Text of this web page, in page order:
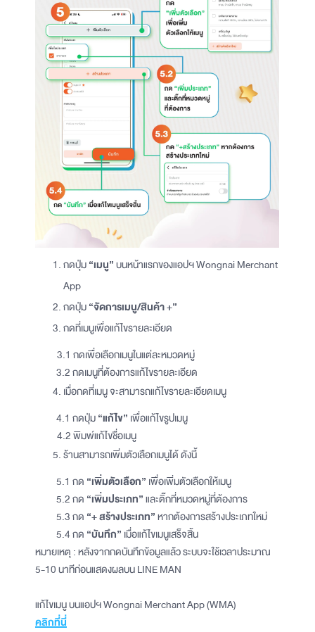
กดปุ่ม“เมนู”บนหน้าแรกของแอปฯ Wongnai Merchant
App
กดปุ่ม“จัดการเมนู/สินค้า +”
กดที่เมนูเพื่อแก้ไขรายละเอียด
3.1 กดเพื่อเลือกเมนูในแต่ละหมวดหมู่
3.2 กดเมนูที่ต้องการแก้ไขรายละเอียด
เมื่อกดที่เมนู จะสามารถแก้ไขรายละเอียดเมนู
4.1 กดปุ่ม“แก้ไข” เพื่อแก้ไขรูปเมนู
4.2 พิมพ์แก้ไขชื่อเมนู
ร้านสามารถเพิ่มตัวเลือกเมนูได้ ดังนี้
5.1 กด “เพิ่มตัวเลือก” เพื่อเพิ่มตัวเลือกให้เมนู
5.2 กด “เพิ่มประเภท”และติ๊กที่หมวดหมู่ที่ต้องการ
5.3 กด “+ สร้างประเภท”หากต้องการสร้างประเภทใหม่
5.4 กด “บันทึก” เมื่อแก้ไขเมนูเสร็จสิ้น
หมายเหตุ : หลังจากกดบันทึกข้อมูลแล้ว ระบบจะใช้เวลาประมาณ
5-10 นาทีก่อนแสดงผลบน LINE MAN
แก้ไขเมนู บนแอปฯ Wongnai Merchant App (WMA)
คลิกที่นี่